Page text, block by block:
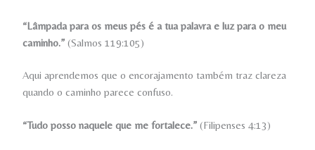
“Lâmpada para os meus pés é a tua palavra e luz para o meu
caminho.” (Salmos 119:105)
Aqui aprendemos que o encorajamento também traz clareza
quando o caminho parece confuso.
“Tudo posso naquele que me fortalece.” (Filipenses 4:13)